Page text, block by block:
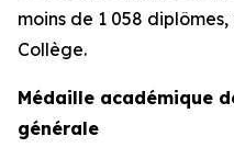
moins de 1 058
Collège.
Médaille académique
générale